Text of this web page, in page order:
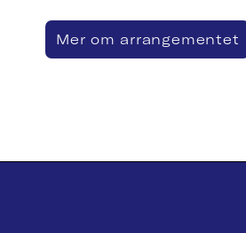
Mer om arrangementet